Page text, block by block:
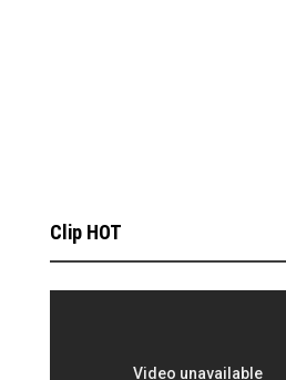
Clip HOT